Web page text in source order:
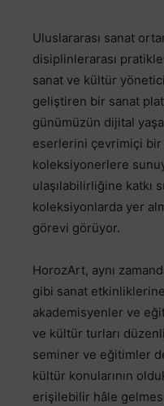
Uluslararası sanat
disiplinlerarası
sanat ve kültür
geliştiren bir sanat
günümüzün dijital
eserlerini çevrimiçi
koleksiyonerlere
ulaşılabilirliğine katkı
koleksiyonlarda yer
görevi görüyor.
HorozArt, aynı
gibi sanat
akademisyenler ve
ve kültür turları
seminer ve eğitimler
kültür konularının
erişilebilir hâle gelmesi